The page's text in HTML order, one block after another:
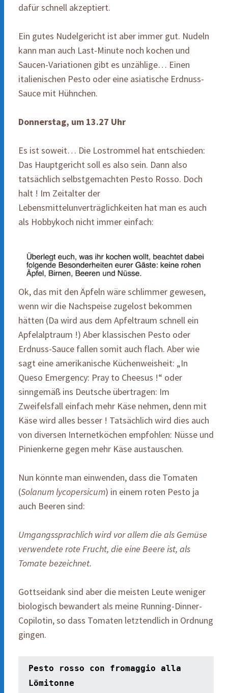
dafür schnell akzeptiert.
Ein gutes Nudelgericht ist aber immer gut. Nudeln
kann man auch Last-Minute noch kochen und
Saucen-Variationen gibt es unzählige… Einen
italienischen Pesto oder eine asiatische Erdnuss-
Sauce mit Hühnchen.
Donnerstag, um 13.27 Uhr
Es ist soweit… Die Lostrommel hat entschieden:
Das Hauptgericht soll es also sein. Dann also
tatsächlich selbstgemachten Pesto Rosso. Doch
halt ! Im Zeitalter der
Lebensmittelunverträglichkeiten hat man es auch
als Hobbykoch nicht immer einfach:
Ok, das mit den Äpfeln wäre schlimmer gewesen,
wenn wir die Nachspeise zugelost bekommen
hätten (Da wird aus dem Apfeltraum schnell ein
Apfelalptraum !) Aber klassischen Pesto oder
Erdnuss-Sauce fallen somit auch flach. Aber wie
sagt eine amerikanische Küchenweisheit: „In
Queso Emergency: Pray to Cheesus !“ oder
sinngemäß ins Deutsche übertragen: Im
Zweifelsfall einfach mehr Käse nehmen, denn mit
Käse wird alles besser ! Tatsächlich wird dies auch
von diversen Internetköchen empfohlen: Nüsse und
Pinienkerne gegen mehr Käse austauschen.
Nun könnte man einwenden, dass die Tomaten
(Solanum lycopersicum) in einem roten Pesto ja
auch Beeren sind:
Umgangssprachlich wird vor allem die als Gemüse
verwendete rote Frucht, die eine Beere ist, als
Tomate bezeichnet.
Gottseidank sind aber die meisten Leute weniger
biologisch bewandert als meine Running-Dinner-
Copilotin, so dass Tomaten letztendlich in Ordnung
gingen.
Pesto rosso con fromaggio alla
Lömitonne